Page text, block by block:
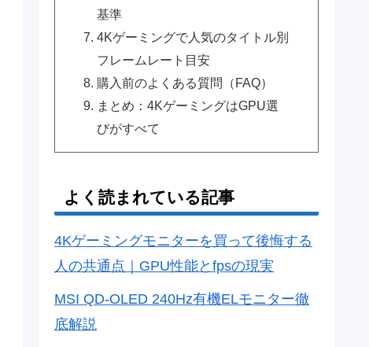
基準
4Kゲーミングで人気のタイトル別
フレームレート目安
購入前のよくある質問（FAQ）
まとめ：4KゲーミングはGPU選
びがすべて
よく読まれている記事
4Kゲーミングモニターを買って後悔する
人の共通点｜GPU性能とfpsの現実
MSI QD-OLED 240Hz有機ELモニター徹
底解説